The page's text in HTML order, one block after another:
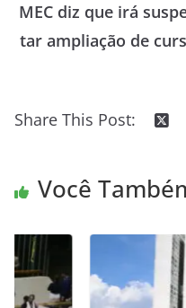
MEC diz que irá
tar ampliação de
Share This Post:
Você